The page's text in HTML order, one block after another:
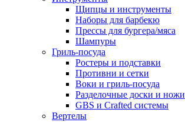
Щипцы и инструменты
Наборы для барбекю
Прессы для бургера/мяса
Шампуры
Гриль-посуда
Ростеры и подставки
Противни и сетки
Воки и гриль-посуда
Разделочные доски и ножи
GBS и Crafted системы
Вертелы